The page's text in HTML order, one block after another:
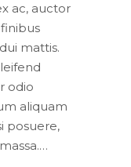
ac, auctor
mattis.
odio
aliquam
posuere,